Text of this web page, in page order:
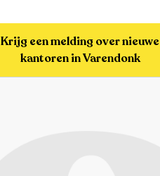
Krijg een melding over nieuwe
kantoren in Varendonk